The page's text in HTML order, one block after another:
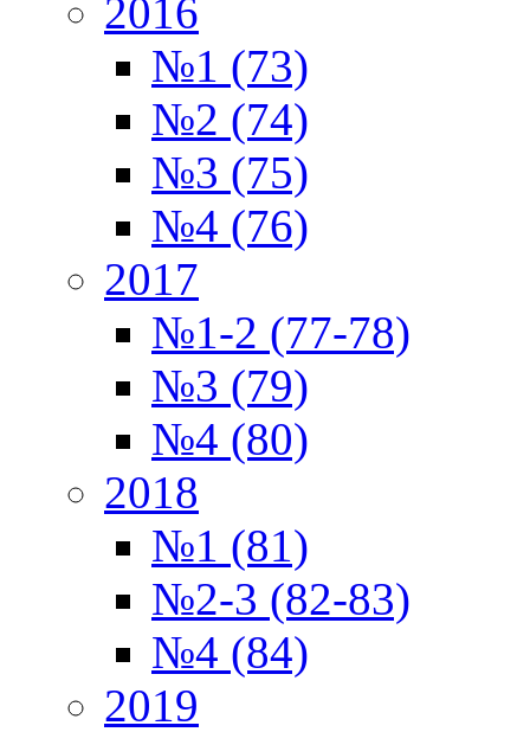
2016
№1 (73)
№2 (74)
№3 (75)
№4 (76)
2017
№1-2 (77-78)
№3 (79)
№4 (80)
2018
№1 (81)
№2-3 (82-83)
№4 (84)
2019